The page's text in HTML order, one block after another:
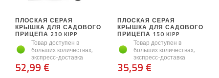
ПЛОСКАЯ СЕРАЯ
КРЫШКА ДЛЯ САДОВОГО
ПРИЦЕПА 230 KIPP
Товар доступен в
больших количествах,
экспресс-доставка
52,99 €
ПЛОСКАЯ СЕРАЯ
КРЫШКА ДЛЯ САДОВОГО
ПРИЦЕПА 150 KIPP
Товар доступен в
больших количествах,
экспресс-доставка
35,59 €